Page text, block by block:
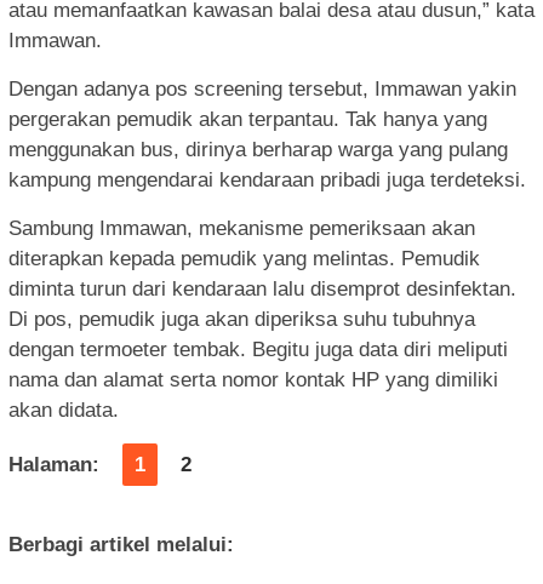
atau memanfaatkan kawasan balai desa atau dusun,” kata
Immawan.
Dengan adanya pos screening tersebut, Immawan yakin
pergerakan pemudik akan terpantau. Tak hanya yang
menggunakan bus, dirinya berharap warga yang pulang
kampung mengendarai kendaraan pribadi juga terdeteksi.
Sambung Immawan, mekanisme pemeriksaan akan
diterapkan kepada pemudik yang melintas. Pemudik
diminta turun dari kendaraan lalu disemprot desinfektan.
Di pos, pemudik juga akan diperiksa suhu tubuhnya
dengan termoeter tembak. Begitu juga data diri meliputi
nama dan alamat serta nomor kontak HP yang dimiliki
akan didata.
Halaman: 1 2
Berbagi artikel melalui: